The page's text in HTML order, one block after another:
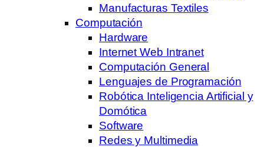
Manufacturas Textiles
Computación
Hardware
Internet Web Intranet
Computación General
Lenguajes de Programación
Robótica Inteligencia Artificial y
Domótica
Software
Redes y Multimedia